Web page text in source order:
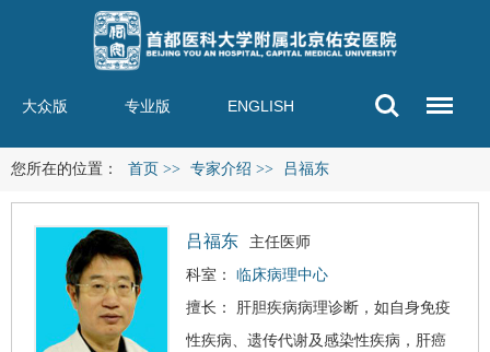
大众版 专业版 ENGLISH
您所在的位置： 首页 >> 专家介绍 >> 吕福东
吕福东
主任医师
科室： 临床病理中心
擅长： 肝胆疾病病理诊断，如自身免疫
性疾病、遗传代谢及感染性疾病， 肝癌